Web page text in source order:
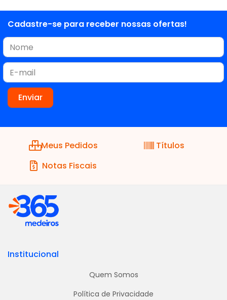
Cadastre-se para receber nossas ofertas!
Meus Pedidos
Títulos
Notas Fiscais
Institucional
Quem Somos
Política de Privacidade